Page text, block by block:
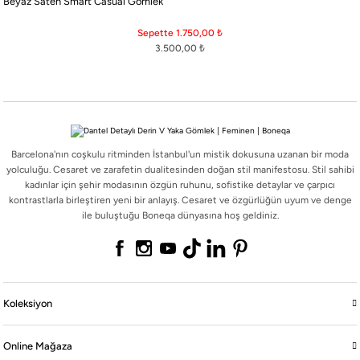
3.500,00 ₺
Sepette 1.750,00 ₺
Barcelona'nın coşkulu ritminden İstanbul'un mistik dokusuna uzanan bir moda
yolculuğu. Cesaret ve zarafetin dualitesinden doğan stil manifestosu. Stil sahibi
kadınlar için şehir modasının özgün ruhunu, sofistike detaylar ve çarpıcı
kontrastlarla birleştiren yeni bir anlayış. Cesaret ve özgürlüğün uyum ve denge
ile buluştuğu Boneqa dünyasına hoş geldiniz.
Koleksiyon
Online Mağaza
Barcelona'nın coşkulu ritminden İstanbul'un mistik dokusuna uzanan bir moda
kadınlar için şehir modasının özgün ruhunu, sofistike detaylar ve çarpıcı
kontrastlarla birleştiren yeni bir anlayış. Cesaret ve özgürlüğün uyum ve denge
Koleksiyon
Online Mağaza
Yasal